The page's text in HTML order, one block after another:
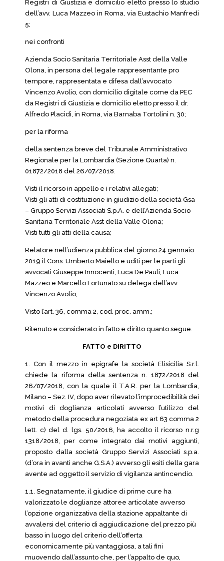
Registri di Giustizia e domicilio eletto presso lo studio
dell’avv. Luca Mazzeo in Roma, via Eustachio Manfredi
5;
nei confronti
Azienda Socio Sanitaria Territoriale Asst della Valle
Olona, in persona del legale rappresentante pro
tempore, rappresentata e difesa dall’avvocato
Vincenzo Avolio, con domicilio digitale come da PEC
da Registri di Giustizia e domicilio eletto presso il dr.
Alfredo Placidi, in Roma, via Barnaba Tortolini n. 30;
per la riforma
della sentenza breve del Tribunale Amministrativo
Regionale per la Lombardia (Sezione Quarta) n.
01872/2018 del 26/07/2018.
Visti il ricorso in appello e i relativi allegati;
Visti gli atti di costituzione in giudizio della società Gsa
– Gruppo Servizi Associati S.p.A. e dell’Azienda Socio
Sanitaria Territoriale Asst della Valle Olona;
Visti tutti gli atti della causa;
Relatore nell’udienza pubblica del giorno 24 gennaio
2019 il Cons. Umberto Maiello e uditi per le parti gli
avvocati Giuseppe Innocenti, Luca De Pauli, Luca
Mazzeo e Marcello Fortunato su delega dell’avv.
Vincenzo Avolio;
Visto l’art. 36, comma 2, cod. proc. amm.;
Ritenuto e considerato in fatto e diritto quanto segue.
FATTO e DIRITTO
1. Con il mezzo in epigrafe la società Elisicilia S.r.l.
chiede la riforma della sentenza n. 1872/2018 del
26/07/2018, con la quale il T.A.R. per la Lombardia,
Milano – Sez. IV, dopo aver rilevato l’improcedibilità dei
motivi di doglianza articolati avverso l’utilizzo del
metodo della procedura negoziata ex art 63 comma 2
lett. c) del d. lgs. 50/2016, ha accolto il ricorso n.r.g
1318/2018, per come integrato dai motivi aggiunti,
proposto dalla società Gruppo Servizi Associati s.p.a.
(d’ora in avanti anche G.S.A.) avverso gli esiti della gara
avente ad oggetto il servizio di vigilanza antincendio.
1.1. Segnatamente, il giudice di prime cure ha
valorizzato le doglianze attoree articolate avverso
l’opzione organizzativa della stazione appaltante di
avvalersi del criterio di aggiudicazione del prezzo più
basso in luogo del criterio dell’offerta
economicamente più vantaggiosa, a tali fini
muovendo dall’assunto che, per l’appalto de quo,